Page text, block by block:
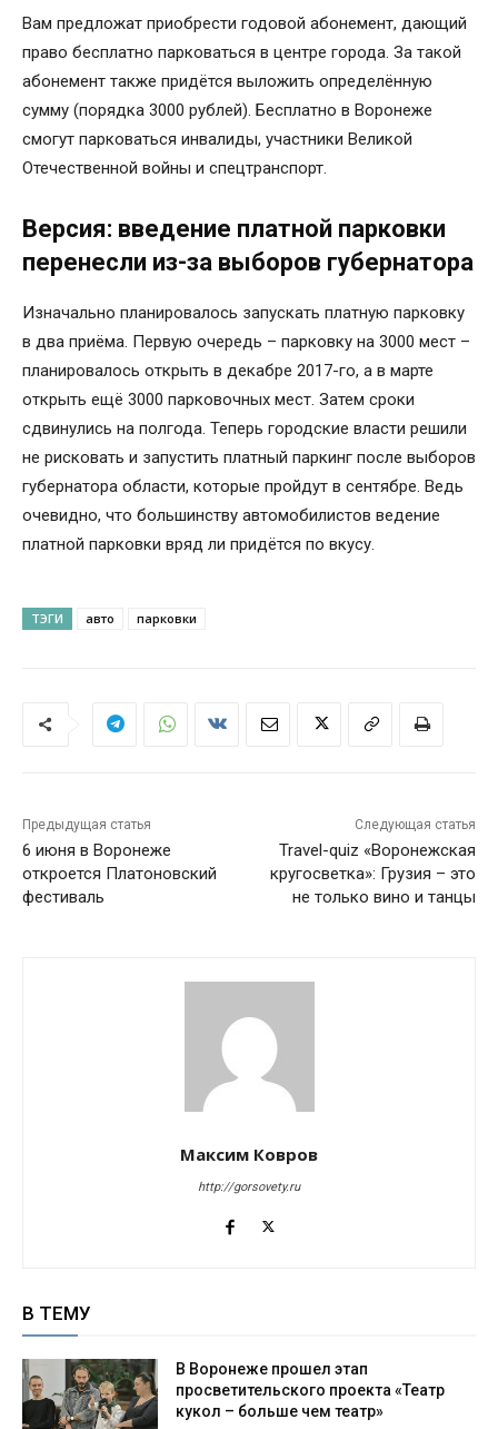
Вам предложат приобрести годовой абонемент, дающий
право бесплатно парковаться в центре города. За такой
абонемент также придётся выложить определённую
сумму (порядка 3000 рублей). Бесплатно в Воронеже
смогут парковаться инвалиды, участники Великой
Отечественной войны и спецтранспорт.
Версия: введение платной парковки
перенесли из-за выборов губернатора
Изначально планировалось запускать платную парковку
в два приёма. Первую очередь – парковку на 3000 мест –
планировалось открыть в декабре 2017-го, а в марте
открыть ещё 3000 парковочных мест. Затем сроки
сдвинулись на полгода. Теперь городские власти решили
не рисковать и запустить платный паркинг после выборов
губернатора области, которые пройдут в сентябре. Ведь
очевидно, что большинству автомобилистов ведение
платной парковки вряд ли придётся по вкусу.
ТЭГИ авто парковки
Предыдущая статья
6 июня в Воронеже
откроется Платоновский
фестиваль
Следующая статья
Travel-quiz «Воронежская
кругосветка»: Грузия – это
не только вино и танцы
Максим Ковров
http://gorsovety.ru
В ТЕМУ
В Воронеже прошел этап
просветительского проекта «Театр
кукол – больше чем театр»